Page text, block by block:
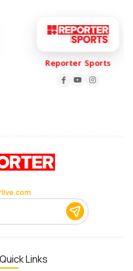
Reporter Sports
Quick Links